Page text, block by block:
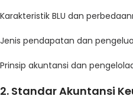
Karakteristik BLU dan
Jenis pendapatan dan
Prinsip akuntansi dan
2. Standar Akuntansi